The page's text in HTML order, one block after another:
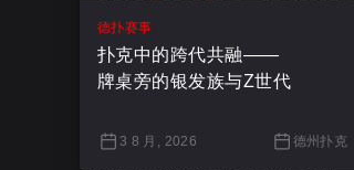
如果你深入挖掘WPT的档案，浏览过
这些选手尚未在WPT迈克·塞克斯顿冠
德扑赛事
扑克中的跨代共融——
牌桌旁的银发族与Z世代
3 8 月, 2026 德州扑克